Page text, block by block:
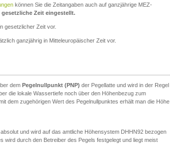
können Sie die Zeitangaben auch auf ganzjährige MEZ-
Zeit eingestellt.
gesetzlicher Zeit vor.
ganzjährig in Mitteleuropäischer Zeit vor.
dem Pegelnullpunkt (PNP) der Pegellatte und wird in der Regel
die lokale Wassertiefe noch über den Höhenbezug zum
dem zugehörigen Wert des Pegelnullpunktes erhält man die Höhe
und wird auf das amtliche Höhensystem DHHN92 bezogen
wird durch den Betreiber des Pegels festgelegt und liegt meist